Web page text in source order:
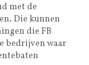
met de
Die kunnen
die FB
bedrijven waar